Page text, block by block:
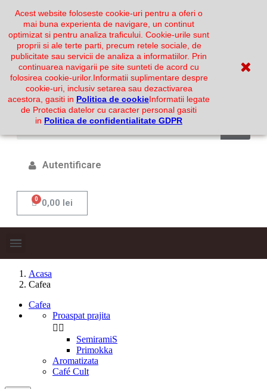
Acest website foloseste cookie-uri pentru a oferi o
mai buna experienta de navigare, un continut
optimizat si pentru analiza traficului. Cookie-urile sunt
proprii si ale terte parti, precum retele sociale, de
publicitate sau servicii de analiza a informatiilor. Prin
continuarea navigarii pe site sunteti de acord cu
folosirea cookie-urilor. Informatii suplimentare despre
cookie-uri, inclusiv setarea sau dezactivarea
acestora, gasiti in Politica de cookieInformatii legate
de Protectia datelor cu caracter personal gasiti
in Politica de confidentialitate GDPR
Autentificare
0,00 lei
Acasa
Cafea
Cafea
Proaspat prajita
 
SemiramiS
Primokka
Aromatizata
Café Cult